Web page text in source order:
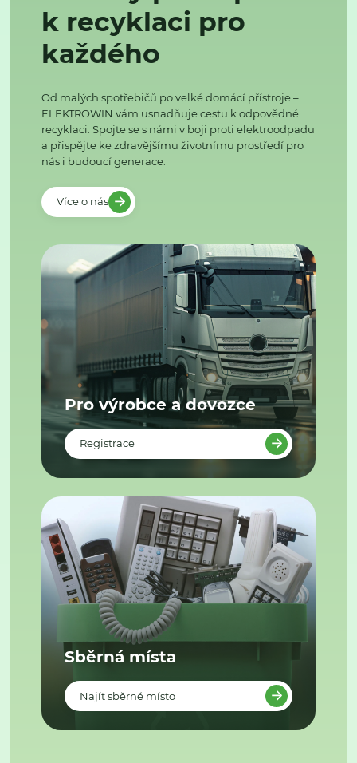
k recyklaci pro
každého
Od malých spotřebičů po velké domácí přístroje –
ELEKTROWIN vám usnadňuje cestu k odpovědné
recyklaci. Spojte se s námi v boji proti elektroodpadu
a přispějte ke zdravějšímu životnímu prostředí pro
nás i budoucí generace.
Více o nás
Pro výrobce a dovozce
Registrace
Sběrná místa
Najít sběrné místo